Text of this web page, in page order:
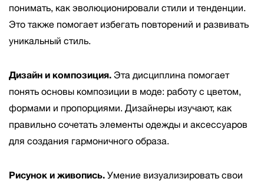
понимать, как эволюционировали стили и тенденции.
Это также помогает избегать повторений и развивать
уникальный стиль.
Дизайн и композиция.Эта дисциплина помогает
понять основы композиции в моде: работу с цветом,
формами и пропорциями. Дизайнеры изучают, как
правильно сочетать элементы одежды и аксессуаров
для создания гармоничного образа.
Рисунок и живопись.Умение визуализировать свои